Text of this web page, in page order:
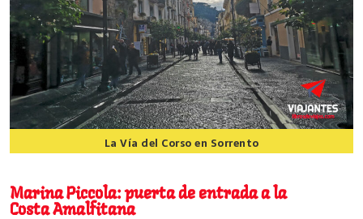
La Vía del Corso en Sorrento
Marina Piccola: puerta de entrada a la
Costa Amalfitana